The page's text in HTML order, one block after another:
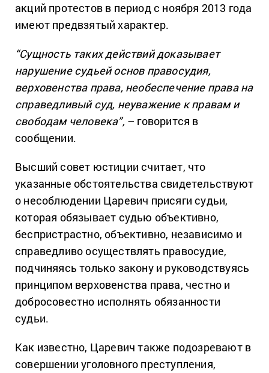
акций протестов в период с ноября 2013 года
имеют предвзятый характер.
“Сущность таких действий доказывает
нарушение судьей основ правосудия,
верховенства права, необеспечение права на
справедливый суд, неуважение к правам и
свободам человека”,– говорится в
сообщении.
Высший совет юстиции считает, что
указанные обстоятельства свидетельствуют
о несоблюдении Царевич присяги судьи,
которая обязывает судью объективно,
беспристрастно, объективно, независимо и
справедливо осуществлять правосудие,
подчиняясь только закону и руководствуясь
принципом верховенства права, честно и
добросовестно исполнять обязанности
судьи.
Как известно, Царевич также подозревают в
совершении уголовного преступления,